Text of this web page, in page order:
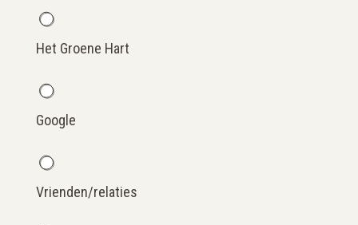
Het Groene Hart
Google
Vrienden/relaties